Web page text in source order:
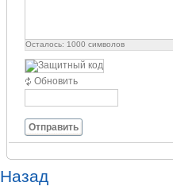
Осталось: 1000 символов
Обновить
Отправить
Назад